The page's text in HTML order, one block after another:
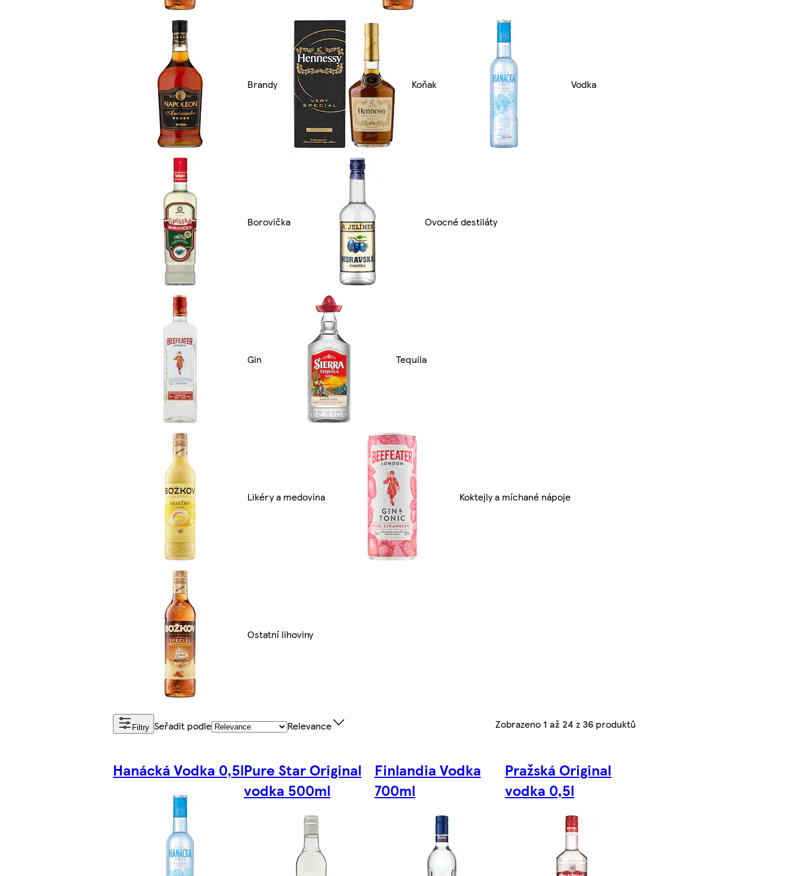
Brandy Koňak Vodka
Borovička Ovocné destiláty
Gin Tequila
Likéry a medovina Koktejly a míchané nápoje
Ostatní lihoviny
Filtry Seřadit podle Relevance Zobrazeno 1 až 24 z36 produktů
Hanácká Vodka 0,5lPure Star Original
vodka 500ml
Finlandia Vodka
700ml
Pražská Original
vodka 0,5l